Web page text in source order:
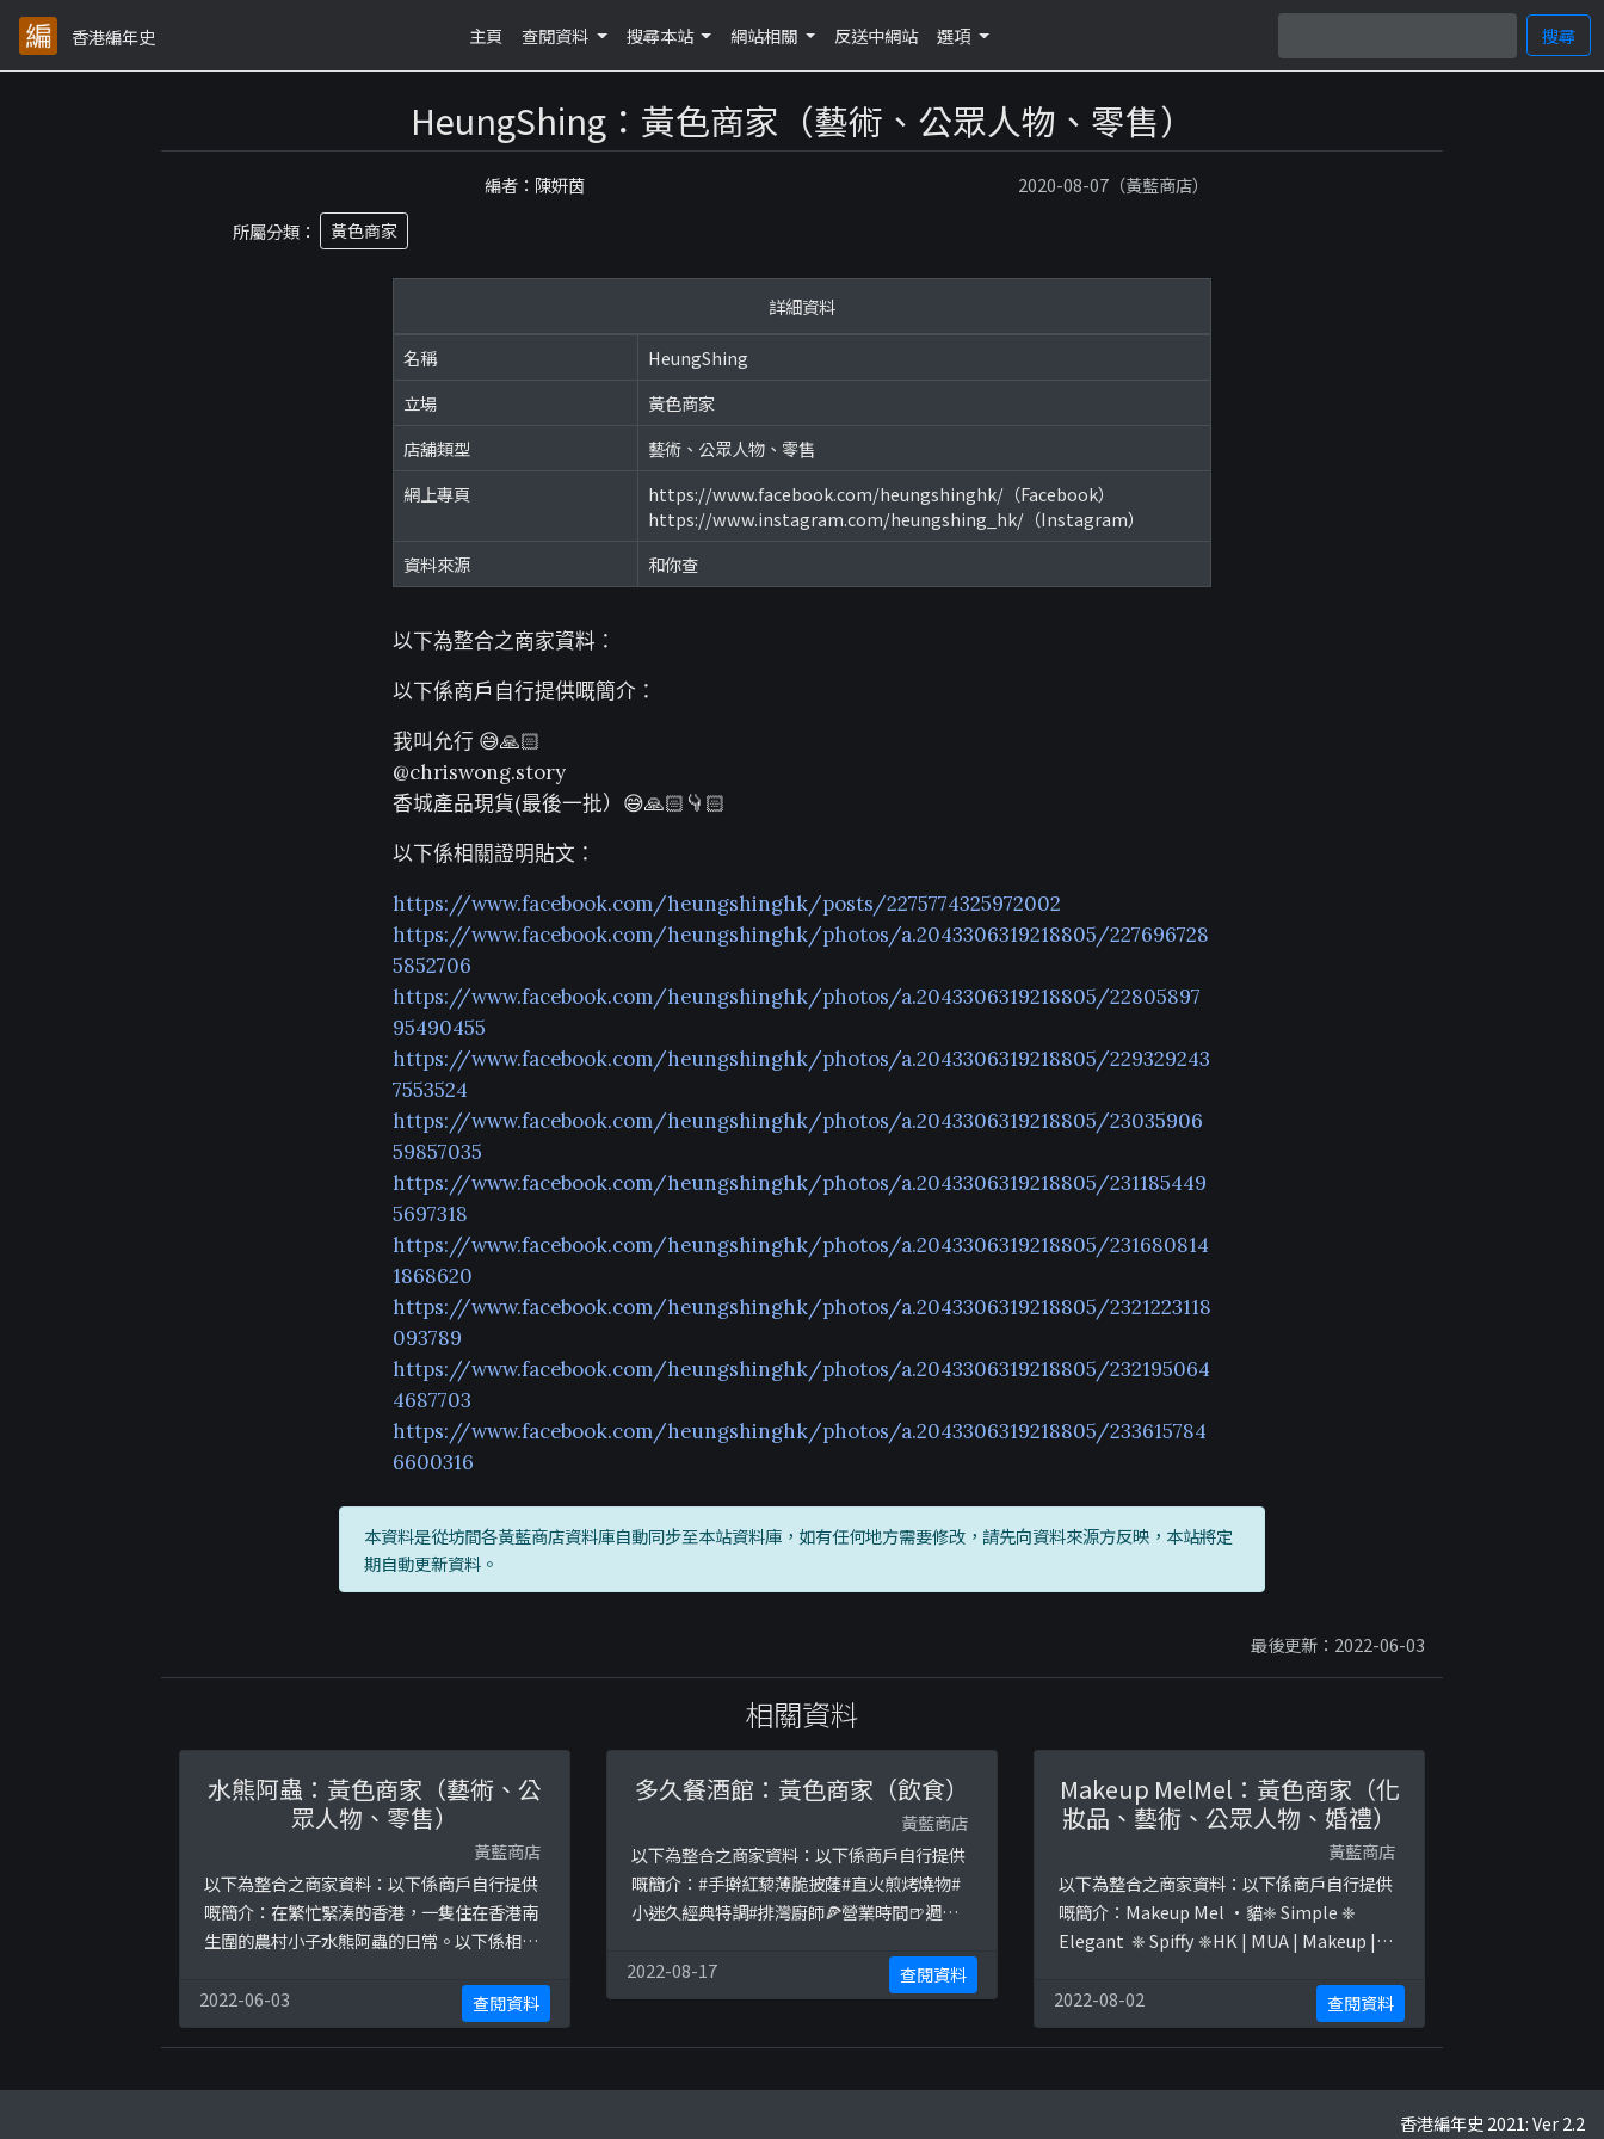
香港編年史 主頁 查閱資料 搜尋本站 網站相關 反送中網站 選項 搜尋
HeungShing：黃色商家（藝術、公眾人物、零售）
編者：陳妍茵
2020-08-07（黃藍商店）
所屬分類：
黃色商家
詳細資料
名稱
HeungShing
立場
黃色商家
店舖類型
藝術、公眾人物、零售
網上專頁
https://www.facebook.com/heungshinghk/（Facebook）
https://www.instagram.com/heungshing_hk/（Instagram）
資料來源
和你查
以下為整合之商家資料：
以下係商戶自行提供嘅簡介：
我叫允行 😅🙏🏻
@chriswong.story
香城產品現貨(最後一批）😅🙏🏻👇🏻
以下係相關證明貼文：
https://www.facebook.com/heungshinghk/posts/2275774325972002
https://www.facebook.com/heungshinghk/photos/a.2043306319218805/227696728
5852706
https://www.facebook.com/heungshinghk/photos/a.2043306319218805/22805897
95490455
https://www.facebook.com/heungshinghk/photos/a.2043306319218805/229329243
7553524
https://www.facebook.com/heungshinghk/photos/a.2043306319218805/23035906
59857035
https://www.facebook.com/heungshinghk/photos/a.2043306319218805/231185449
5697318
https://www.facebook.com/heungshinghk/photos/a.2043306319218805/231680814
1868620
https://www.facebook.com/heungshinghk/photos/a.2043306319218805/2321223118
093789
https://www.facebook.com/heungshinghk/photos/a.2043306319218805/232195064
4687703
https://www.facebook.com/heungshinghk/photos/a.2043306319218805/233615784
6600316
本資料是從坊間各黃藍商店資料庫自動同步至本站資料庫，如有任何地方需要修改，請先向資料來源方反映，本站將定
期自動更新資料。
最後更新：2022-06-03
相關資料
水熊阿蟲：黃色商家（藝術、公
眾人物、零售）
黃藍商店
以下為整合之商家資料：以下係商戶自行提供
嘅簡介：在繁忙緊湊的香港，一隻住在香港南
生圍的農村小子水熊阿蟲的日常。以下係相關
https://www.facebook.com/waterbeargu
lu/photos/a.1102921186519455/17746858
56009648https://www.facebook.com/wat
2022-06-03 查閱資料
多久餐酒館：黃色商家（飲食）
黃藍商店
以下為整合之商家資料：以下係商戶自行提供
嘅簡介：#手擀紅藜薄脆披薩#直火煎烤燒物#
小迷久經典特調#排灣廚師🍕營業時間🍺週一
👉🏾餐廳地址：屏東縣恆春鎮恆西路5號以下係
相關證明貼文：
p?
2022-08-17 查閱資料
Makeup MelMel：黃色商家（化
妝品、藝術、公眾人物、婚禮）
黃藍商店
以下為整合之商家資料：以下係商戶自行提供
嘅簡介：Makeup Mel ·貓❈ Simple ❈
Elegant ￼ ❈ Spiffy ❈HK | MUA | Makeup |
接受預約😺貓仔原有客戶/新娘 8折優惠💞以下
係相關證明貼文：
https://www.facebook.com/melchanmua
2022-08-02 查閱資料
香港編年史 2021: Ver 2.2